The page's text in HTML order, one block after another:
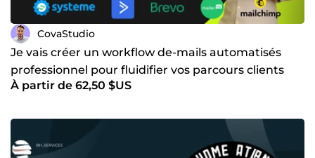
CovaStudio
Je vais créer un workflow de-mails automatisés
professionnel pour fluidifier vos parcours clients
À partir de 62,50 $US